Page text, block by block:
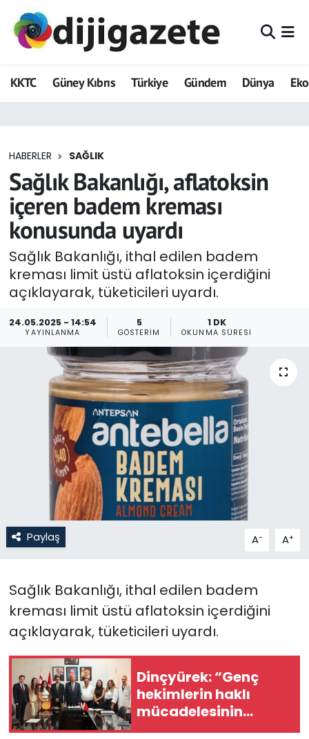
KKTC Güney Kıbrıs Türkiye Gündem Dünya
HABERLER SAĞLIK
Sağlık Bakanlığı, aflatoksin
içeren badem kreması
konusunda uyardı
Sağlık Bakanlığı, ithal edilen badem
kreması limit üstü aflatoksin içerdiğini
açıklayarak, tüketicileri uyardı.
24.05.2025 - 14:54
YAYINLANMA
5
GÖSTERIM
1 DK
OKUNMA SÜRESI
Paylaş A- A+
Sağlık Bakanlığı, ithal edilen badem
kreması limit üstü aflatoksin içerdiğini
açıklayarak, tüketicileri uyardı.
Dinçyürek: “Genç
hekimlerin haklı
mücadelesinin
yanındayız”
ADVERTORIAL
Dijigazete
Eğitim
Ekonomi
Foto Galeri
GEZİ
Güncel
Gündem
KKTC
KKTC YEREL SEÇİM 2018
Kültür Sanat
Magazin
Moda
Nöbetçi Eczaneler
Politika
Spor
Teknoloji
Hava Durumu
Trafik Durumu
Tüm Manşetler
Son Dakika Haberleri
Haber Arşivi